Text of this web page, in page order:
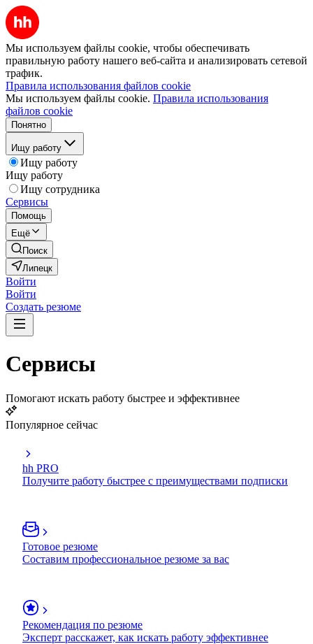
Мы используем файлы cookie, чтобы обеспечивать
правильную работу нашего веб-сайта и анализировать сетевой
трафик.
Правила использования файлов cookie
Мы используем файлы cookie. Правила использования
файлов cookie
Понятно
Ищу работу
Ищу работу
Ищу работу
Ищу сотрудника
Сервисы
Помощь
Ещё
Поиск
Липецк
Войти
Войти
Создать резюме
Сервисы
Помогают искать работу быстрее и эффективнее
Популярное сейчас
hh PRO
Получите работу быстрее с преимуществами подписки
Готовое резюме
Составим профессиональное резюме за вас
Рекомендация по резюме
Эксперт расскажет, как искать работу эффективнее